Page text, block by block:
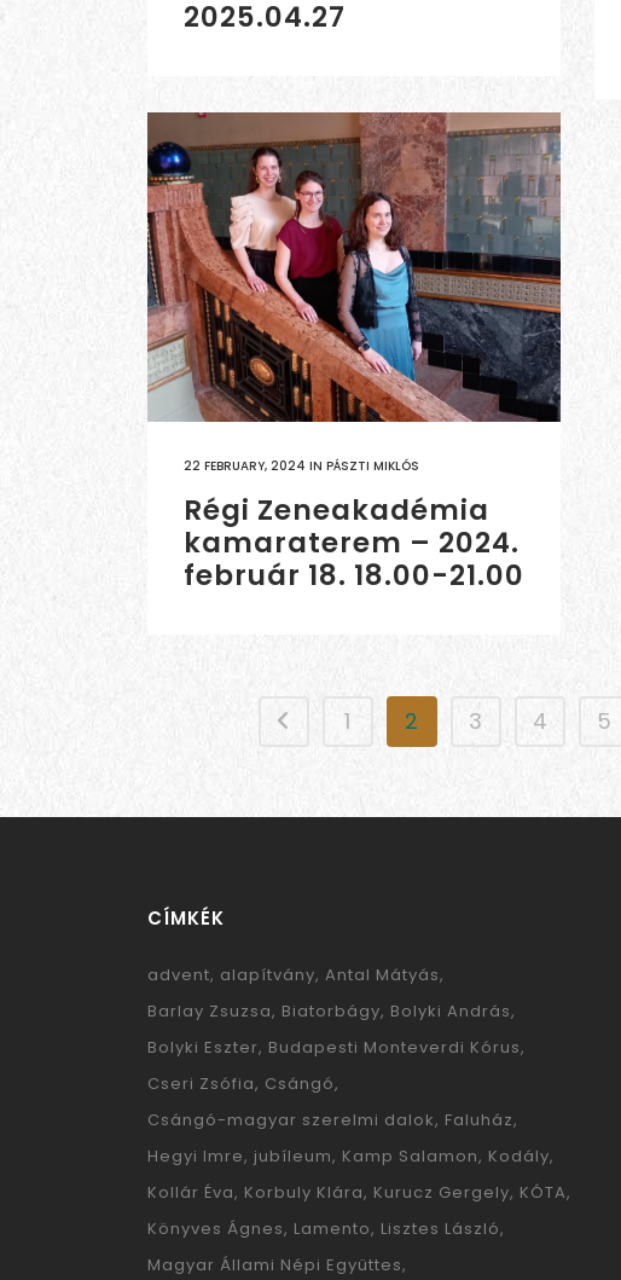
2025.04.27
22 FEBRUARY, 2024 IN PÁSZTI MIKLÓS
Régi Zeneakadémia
kamaraterem – 2024.
február 18. 18.00-21.00
1 2 3 4 5
CÍMKÉK
advent alapítvány Antal Mátyás
Barlay Zsuzsa Biatorbágy Bolyki András
Bolyki Eszter Budapesti Monteverdi Kórus
Cseri Zsófia Csángó
Csángó-magyar szerelmi dalok Faluház
Hegyi Imre jubíleum Kamp Salamon Kodály
Kollár Éva Korbuly Klára Kurucz Gergely KÓTA
Könyves Ágnes Lamento Lisztes László
Magyar Állami Népi Együttes